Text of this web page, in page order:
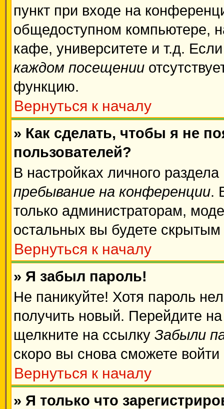
пункт при входе на
общедоступном компьютере,
кафе, университете и т.д.
каждом посещении
функцию.
Вернуться к началу
» Как сделать, чтобы я не
пользователей?
В настройках личного
пребывание на конференции.
только администраторам,
остальных вы будете скрытым
Вернуться к началу
» Я забыл пароль!
Не паникуйте! Хотя пароль
получить новый. Перейдите
щелкните на ссылку Забыли
скоро вы снова сможете
Вернуться к началу
» Я только что